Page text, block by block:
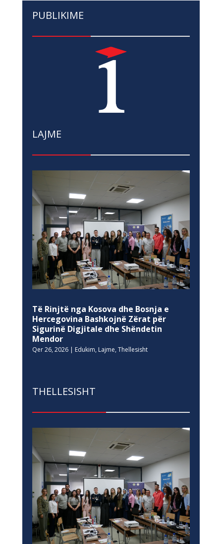
PUBLIKIME
LAJME
Të Rinjtë nga Kosova dhe Bosnja e
Hercegovina Bashkojnë Zërat për
Sigurinë Digjitale dhe Shëndetin
Mendor
Qer 26, 2026| Edukim, Lajme, Thellesisht
THELLESISHT